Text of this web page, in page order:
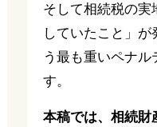
そして相続税の実
していたこと」
う最も重いペナル
す。
本稿では、相続財